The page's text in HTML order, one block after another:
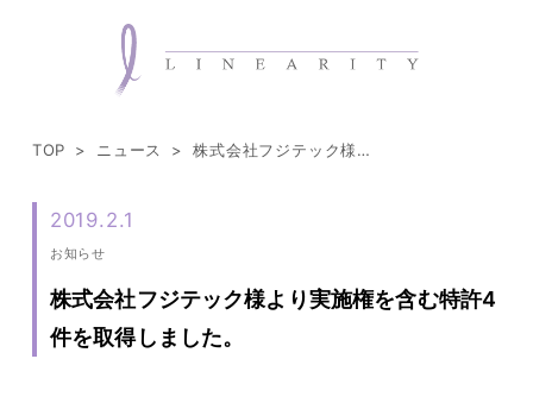
TOP ニュース 株式会社フジテック様より実施権を含む特許4件を取得しました。
2019.2.1
お知らせ
株式会社フジテック様より実施権を含む特許4
件を取得しました。